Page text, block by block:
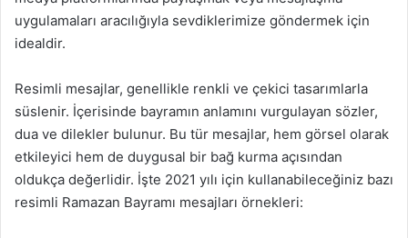
uygulamaları aracılığıyla sevdiklerimize göndermek için
idealdir.
Resimli mesajlar, genellikle renkli ve çekici tasarımlarla
süslenir. İçerisinde bayramın anlamını vurgulayan sözler,
dua ve dilekler bulunur. Bu tür mesajlar, hem görsel olarak
etkileyici hem de duygusal bir bağ kurma açısından
oldukça değerlidir. İşte 2021 yılı için kullanabileceğiniz bazı
resimli Ramazan Bayramı mesajları örnekleri: